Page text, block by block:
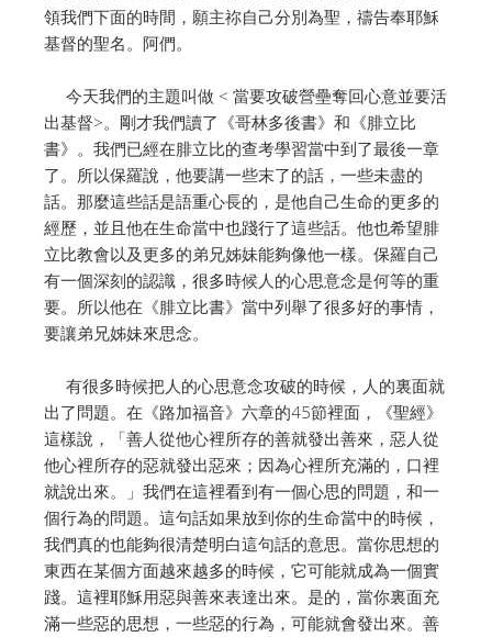
領我們下面的時間，願主祢自己分別為聖，禱告奉耶穌
基督的聖名。阿們。
今天我們的主題叫做 < 當要攻破營壘奪回心意並要活
出基督>。剛才我們讀了《哥林多後書》和《腓立比
書》。我們已經在腓立比的查考學習當中到了最後一章
了。所以保羅說，他要講一些末了的話，一些未盡的
話。那麼這些話是語重心長的，是他自己生命的更多的
經歷，並且他在生命當中也踐行了這些話。他也希望腓
立比教會以及更多的弟兄姊妹能夠像他一樣。保羅自己
有一個深刻的認識，很多時候人的心思意念是何等的重
要。所以他在《腓立比書》當中列舉了很多好的事情，
要讓弟兄姊妹來思念。
有很多時候把人的心思意念攻破的時候，人的裏面就
出了問題。在《路加福音》六章的45節裡面，《聖經》
這樣說，「善人從他心裡所存的善就發出善來，惡人從
他心裡所存的惡就發出惡來；因為心裡所充滿的，口裡
就說出來。」我們在這裡看到有一個心思的問題，和一
個行為的問題。這句話如果放到你的生命當中的時候，
我們真的也能夠很清楚明白這句話的意思。當你思想的
東西在某個方面越來越多的時候，它可能就成為一個實
踐。這裡耶穌用惡與善來表達出來。是的，當你裏面充
滿一些惡的思想，一些惡的行為，可能就會發出來。善